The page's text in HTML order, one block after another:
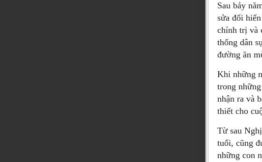
Sau bảy
sửa đổi
chính trị và
thống dân
đường ăn
Khi những
trong
nhận ra và
thiết cho
Từ sau
tuổi, cũng
những con